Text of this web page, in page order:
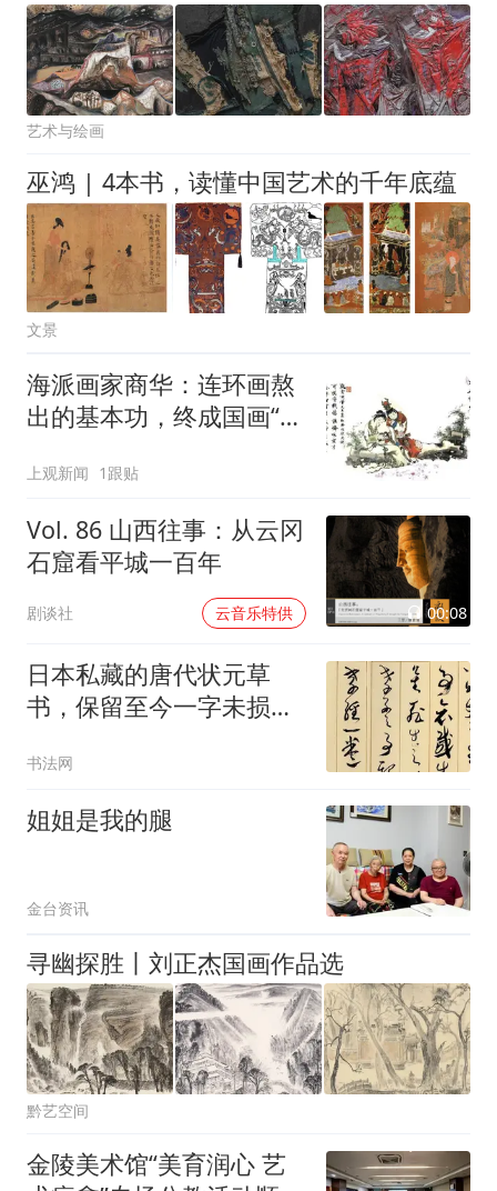
艺术与绘画
巫鸿 | 4本书，读懂中国艺术的千年底蕴
文景
海派画家商华：连环画熬
出的基本功，终成国画“红
上观新闻 1跟贴
Vol. 86 山西往事：从云冈
石窟看平城一百年
剧谈社 云音乐特供 00:08
日本私藏的唐代状元草
书，保留至今一字未损，
多！
书法网
姐姐是我的腿
金台资讯
寻幽探胜丨刘正杰国画作品选
黔艺空间
金陵美术馆“美育润心 艺